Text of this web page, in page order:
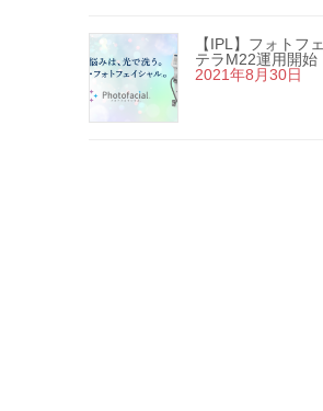
【IPL】フォトフ
テラM22運用開始
2021年8月30日